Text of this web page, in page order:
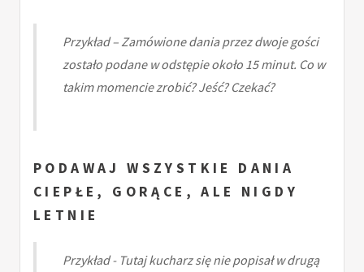
Przykład – Zamówione dania przez dwoje gości
zostało podane w odstępie około 15 minut. Co w
takim momencie zrobić? Jeść? Czekać?
PODAWAJ WSZYSTKIE DANIA
CIEPŁE, GORĄCE, ALE NIGDY
LETNIE
Przykład - Tutaj kucharz się nie popisał w drugą